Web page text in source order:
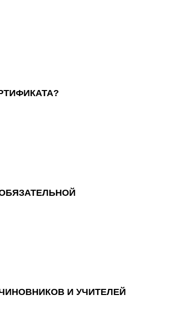
И УЧИТЕЛЕЙ